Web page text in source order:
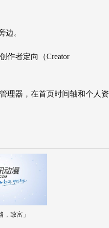
边。
作者定向（Creator
理器，在首页时间轴和个人资
，致富」